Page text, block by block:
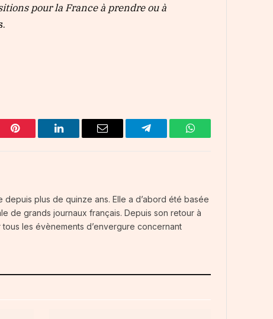
pour la France à prendre ou à
Pinterest LinkedIn Email Telegram WhatsApp
depuis plus de quinze ans. Elle a d’abord été basée
de grands journaux français. Depuis son retour à
les évènements d’envergure concernant